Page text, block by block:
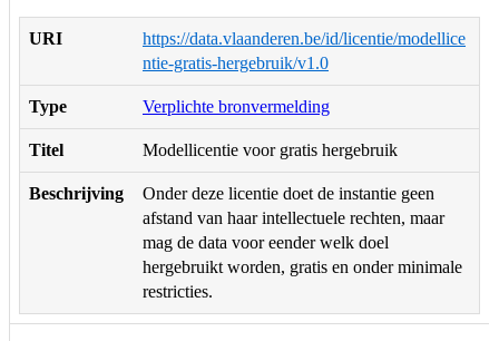
URI
https://data.vlaanderen.be/id/licentie/modellice
ntie-gratis-hergebruik/v1.0
Type Verplichte bronvermelding
Titel Modellicentie voor gratis hergebruik
Beschrijving
Onder deze licentie doet de instantie geen
afstand van haar intellectuele rechten, maar
mag de data voor eender welk doel
hergebruikt worden, gratis en onder minimale
restricties.